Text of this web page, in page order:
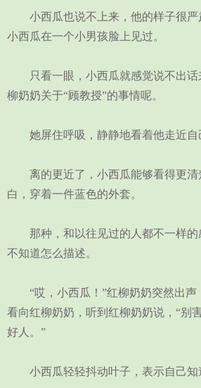
小西瓜也说不上来，他的样子很严
小西瓜在一个小男孩脸上见过。
只看一眼，小西瓜就感觉说不出话
柳奶奶关于“顾教授”的事情呢。
她屏住呼吸，静静地看着他走近自
离的更近了，小西瓜能够看得更清
白，穿着一件蓝色的外套。
那种，和以往见过的人都不一样的
不知道怎么描述。
“哎，小西瓜！”红柳奶奶突然出声
看向红柳奶奶，听到红柳奶奶说，“别
好人。”
小西瓜轻轻抖动叶子，表示自己知